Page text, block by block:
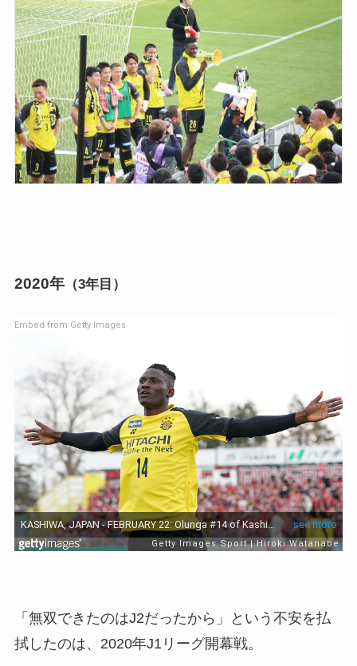
2020年（3年目）
Embed from Getty Images
「無双できたのはJ2だったから」という不安を払
拭したのは、2020年J1リーグ開幕戦。